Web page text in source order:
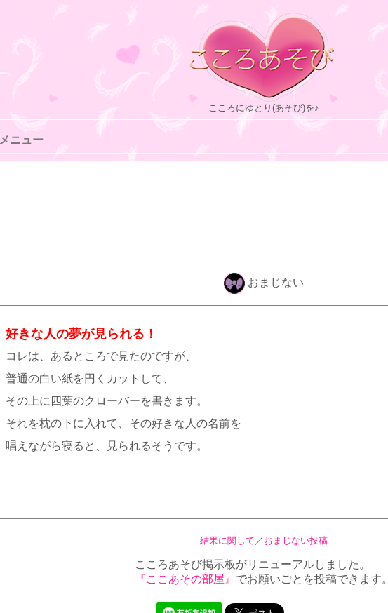
こころにゆとり(あそび)を♪
メニュー
おまじない
好きな人の夢が見られる！
コレは、あるところで見たのですが、
普通の白い紙を円くカットして、
その上に四葉のクローバーを書きます。
それを枕の下に入れて、その好きな人の名前を
唱えながら寝ると、見られるそうです。
結果に関して ／ おまじない投稿
こころあそび掲示板がリニューアルしました。
『ここあその部屋』 でお願いごとを投稿できます。